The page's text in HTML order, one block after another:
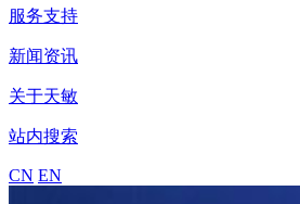
服务支持
新闻资讯
关于天敏
站内搜索
CN EN